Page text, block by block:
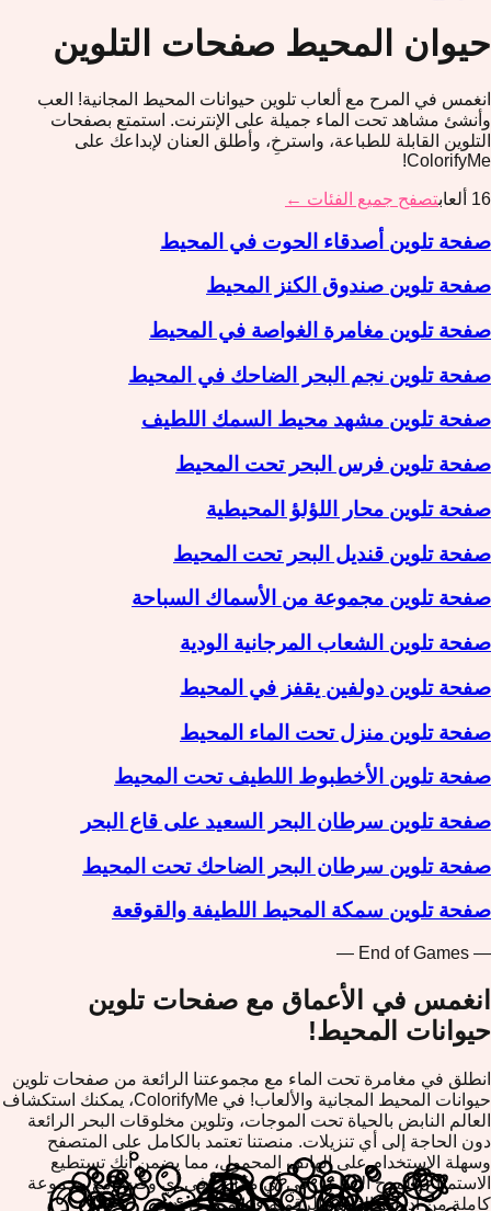
حيوان المحيط صفحات التلوين
انغمس في المرح مع ألعاب تلوين حيوانات المحيط المجانية! العب
وأنشئ مشاهد تحت الماء جميلة على الإنترنت. استمتع بصفحات
التلوين القابلة للطباعة، واسترخِ، وأطلق العنان لإبداعك على
ColorifyMe!
16 ألعابتصفح جميع الفئات ←
صفحة تلوين أصدقاء الحوت في المحيط
صفحة تلوين صندوق الكنز المحيط
صفحة تلوين مغامرة الغواصة في المحيط
صفحة تلوين نجم البحر الضاحك في المحيط
صفحة تلوين مشهد محيط السمك اللطيف
صفحة تلوين فرس البحر تحت المحيط
صفحة تلوين محار اللؤلؤ المحيطية
صفحة تلوين قنديل البحر تحت المحيط
صفحة تلوين مجموعة من الأسماك السباحة
صفحة تلوين الشعاب المرجانية الودية
صفحة تلوين دولفين يقفز في المحيط
صفحة تلوين منزل تحت الماء المحيط
صفحة تلوين الأخطبوط اللطيف تحت المحيط
صفحة تلوين سرطان البحر السعيد على قاع البحر
صفحة تلوين سرطان البحر الضاحك تحت المحيط
صفحة تلوين سمكة المحيط اللطيفة والقوقعة
— End of Games —
انغمس في الأعماق مع صفحات تلوين
حيوانات المحيط!
انطلق في مغامرة تحت الماء مع مجموعتنا الرائعة من صفحات تلوين
حيوانات المحيط المجانية والألعاب! في ColorifyMe، يمكنك استكشاف
العالم النابض بالحياة تحت الموجات، وتلوين مخلوقات البحر الرائعة
دون الحاجة إلى أي تنزيلات. منصتنا تعتمد بالكامل على المتصفح
وسهلة الاستخدام على الهاتف المحمول، مما يضمن أنك تستطيع
الاستمتاع بالمرح الإبداعي في أي مكان وفي أي وقت، مع مجموعة
كاملة من أدوات التلوين الرقمية في متناول يديك.